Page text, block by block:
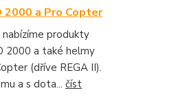
2000 a Pro Copter
produkty
2000 a také helmy
(dříve REGA II).
a s dota... číst